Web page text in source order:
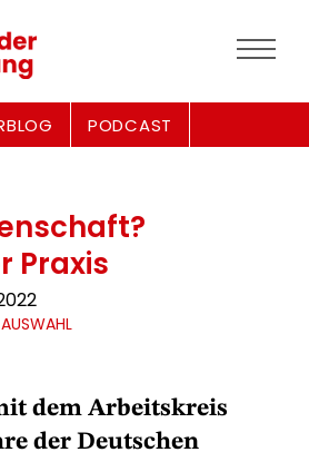
PODCAST
Praxis
dem Arbeitskreis
der Deutschen